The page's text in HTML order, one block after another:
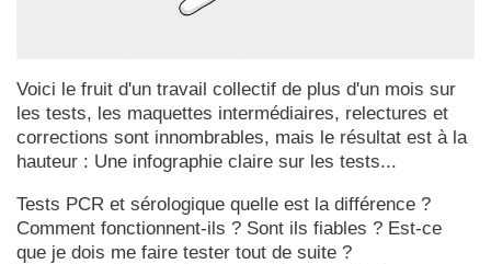
Voici le fruit d'un travail collectif de plus d'un mois sur
les tests, les maquettes intermédiaires, relectures et
corrections sont innombrables, mais le résultat est à la
hauteur : Une infographie claire sur les tests...
Tests PCR et sérologique quelle est la différence ?
Comment fonctionnent-ils ? Sont ils fiables ? Est-ce
que je dois me faire tester tout de suite ?